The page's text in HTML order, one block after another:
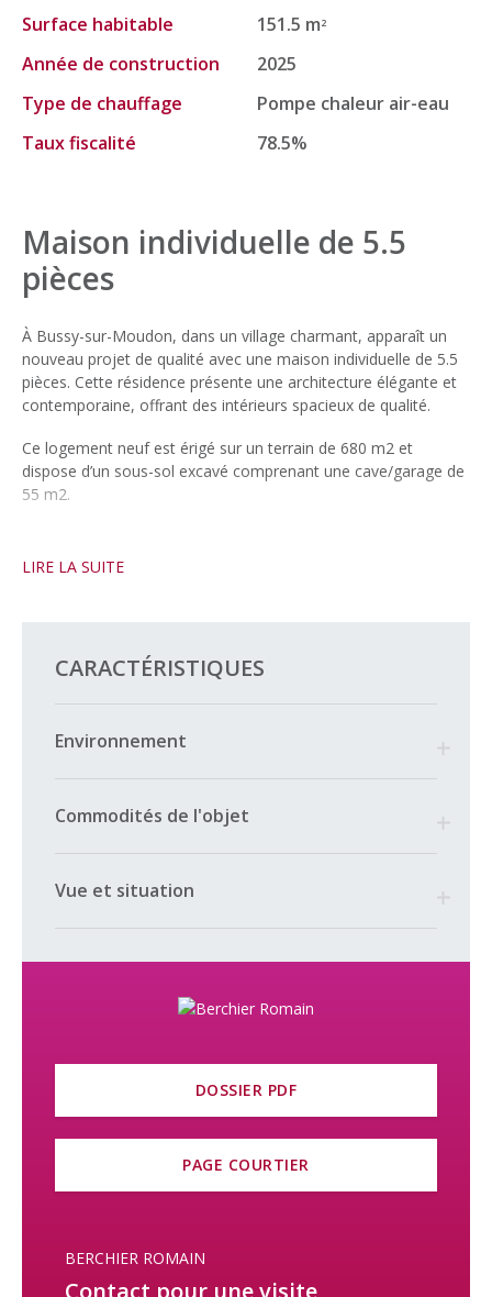
Surface habitable 151.5 m2
Année de construction
2025
Type de chauffage
Pompe chaleur air-eau
Taux fiscalité
78.5%
Maison individuelle de 5.5
pièces
À Bussy-sur-Moudon, dans un village charmant, apparaît un
nouveau projet de qualité avec une maison individuelle de 5.5
pièces. Cette résidence présente une architecture élégante et
contemporaine, offrant des intérieurs spacieux de qualité.
Ce logement neuf est érigé sur un terrain de 680 m2 et
dispose d’un sous-sol excavé comprenant une cave/garage de
55 m2.
environnement serein, éloigné de toute nuisance.
LIRE LA SUITE
CARACTÉRISTIQUES
Environnement
Commodités de l'objet
Vue et situation
DOSSIER PDF
PAGE COURTIER
BERCHIER ROMAIN
Contact pour une visite